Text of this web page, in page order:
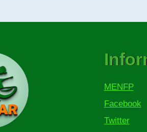
MENFP
Facebook
Twitter